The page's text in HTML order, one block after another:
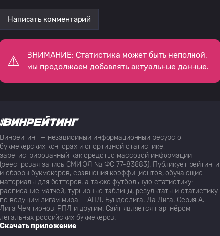
Написать комментарий
ВНИМАНИЕ: Статистика может быть неполной,
мы продолжаем добавлять актуальные данные.
Винрейтинг — независимый информационный ресурс о
букмекерских конторах и спортивной статистике,
зарегистрированный как средство массовой информации
(реестровая запись СМИ ЭЛ № ФС 77-83883). Публикует рейтинги
и обзоры букмекеров, сравнения коэффициентов, обучающие
материалы для беттеров, а также футбольную статистику:
расписание матчей, турнирные таблицы, результаты и статистику
по ведущим лигам мира — АПЛ, Бундеслига, Ла Лига, Серия А,
Лига Чемпионов, РПЛ и другим. Сайт является партнёром
легальных российских букмекеров.
Скачать приложение